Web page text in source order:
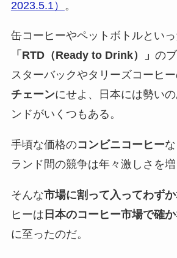
2023.5.1）
。
缶コーヒーやペットボトルといっ
「RTD（Ready to Drink）」 の
スターバックやタリーズコーヒ
チェーンにせよ、日本には勢い
ンドがいくつもある。
手頃な価格のコンビニコーヒー
ランド間の競争は年々激しさを増
そんな市場に割って入ってわず
ヒーは 日本のコーヒー市場で確
に至ったのだ。